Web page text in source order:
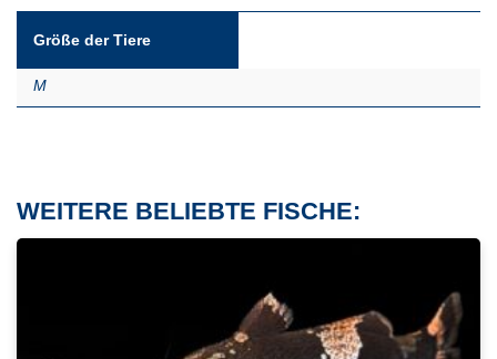
Größe der Tiere
M
WEITERE BELIEBTE FISCHE: